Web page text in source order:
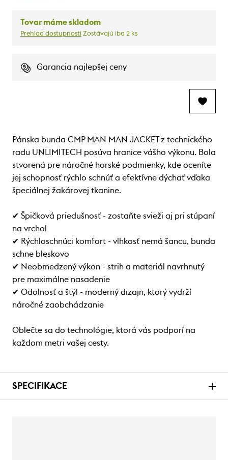
Tovar máme skladom
Prehlaď dostupnosti Zostávajú iba 2 ks
Garancia najlepšej ceny
Pánska bunda CMP MAN MAN JACKET z technického
radu UNLIMITECH posúva hranice vášho výkonu. Bola
stvorená pre náročné horské podmienky, kde oceníte
jej schopnosť rýchlo schnúť a efektívne dýchať vďaka
špeciálnej žakárovej tkanine.
✔ Špičková priedušnosť - zostaňte svieži aj pri stúpaní
na vrchol
✔ Rýchloschnúci komfort - vlhkosť nemá šancu, bunda
schne bleskovo
✔ Neobmedzený výkon - strih a materiál navrhnutý
pre maximálne nasadenie
✔ Odolnosť a štýl - moderný dizajn, ktorý vydrží
náročné zaobchádzanie
Oblečte sa do technológie, ktorá vás podporí na
každom metri vašej cesty.
SPECIFIKACE